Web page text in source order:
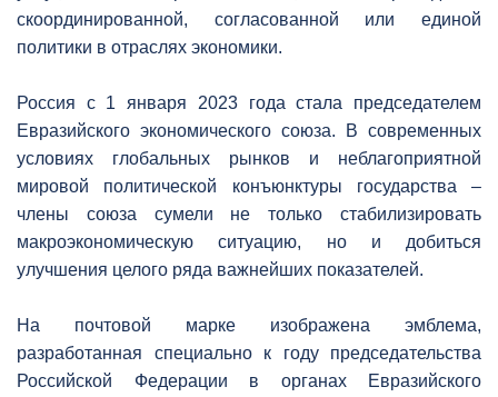
скоординированной, согласованной или единой
политики в отраслях экономики.
Россия с 1 января 2023 года стала председателем
Евразийского экономического союза. В современных
условиях глобальных рынков и неблагоприятной
мировой политической конъюнктуры государства –
члены союза сумели не только стабилизировать
макроэкономическую ситуацию, но и добиться
улучшения целого ряда важнейших показателей.
На почтовой марке изображена эмблема,
разработанная специально к году председательства
Российской Федерации в органах Евразийского